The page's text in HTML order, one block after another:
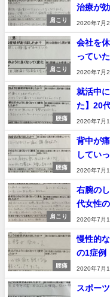
肩こり
治療が
2020年7月
肩こり
会社を
ってい
2020年7月
腰痛
就活中
た】20
2020年7月
腰痛
背中が
してい
2020年7月
肩こり
右腕の
代女性
2020年7月
腰痛
慢性的
の1症例
2020年7月
スポー